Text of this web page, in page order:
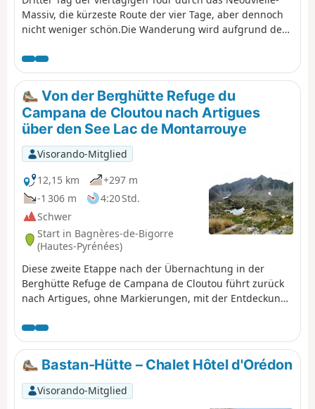
Massiv, die kürzeste Route der vier Tage, aber dennoch
nicht weniger schön.Die Wanderung wird aufgrund des
eingestuft. Siehe Varianten, wenn Sie den Gipfel
umgehen oder ihn in der anderen Richtung (weniger
kompliziert) besteigen möchten.
Von der Berghütte Refuge du
Campana de Cloutou nach Artigues
über den See Lac de Montarrouye
Visorando-Mitglied
12,15 km
+297 m
-1 306 m
4:20 Std.
Schwer
Start in Bagnères-de-Bigorre
(Hautes-Pyrénées)
Diese zweite Etappe nach der Übernachtung in der
Berghütte Refuge de Campana de Cloutou führt zurück
nach Artigues, ohne Markierungen, mit der Entdeckung
wird als schwierig eingestuft, da man sich gut
orientieren können muss.
Bastan-Hütte – Chalet Hôtel d'Orédon
Visorando-Mitglied